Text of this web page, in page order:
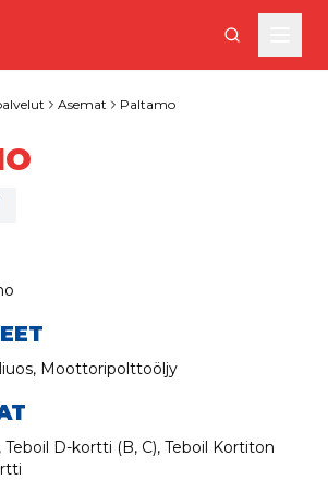
Asemat Paltamo
Moottoripolttoöljy
D-kortti (B, C), Teboil Kortiton